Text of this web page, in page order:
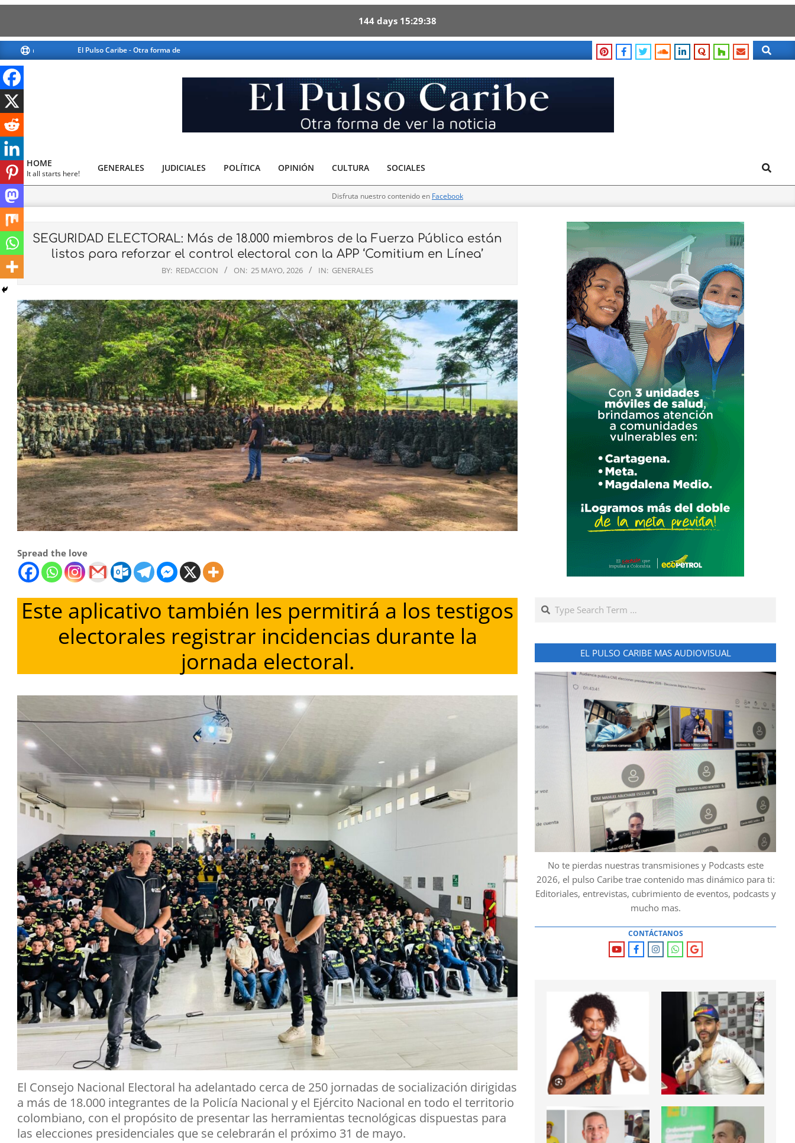
144 days 15 29 36
to
content
El Pulso Caribe - Otra forma de ver la noticia Search
El
Caribe
Primary
Navigation
Menu
HOME
It all starts here!
GENERALES JUDICIALES POLÍTICA OPINIÓN CULTURA SOCIALES Search
Disfruta nuestro contenido en Facebook
SEGURIDAD ELECTORAL: Más de 18.000 miembros de la Fuerza Pública están
listos para reforzar el control electoral con la APP ‘Comitium en Línea’
BY: REDACCION ON: 25 MAYO, 2026 IN: GENERALES
Spread the love
Este aplicativo también les permitirá a los testigos
electorales registrar incidencias durante la
jornada electoral.
El Consejo Nacional Electoral ha adelantado cerca de 250 jornadas de socialización dirigidas
a más de 18.000 integrantes de la Policía Nacional y el Ejército Nacional en todo el territorio
colombiano, con el propósito de presentar las herramientas tecnológicas dispuestas para
las elecciones presidenciales que se celebrarán el próximo 31 de mayo.
Search
EL PULSO CARIBE MAS AUDIOVISUAL
No te pierdas nuestras transmisiones y Podcasts este
2026, el pulso Caribe trae contenido mas dinámico para ti:
Editoriales, entrevistas, cubrimiento de eventos, podcasts y
mucho mas.
CONTÁCTANOS